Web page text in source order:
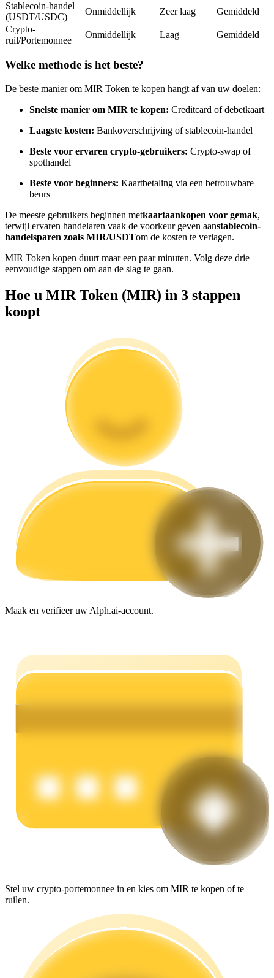
Kopiëren Handel
Sluit je aan bij top traders
Word een Copy Trader
Geniet van winstdeling en copy trading commissies
Informatie
Futures-startgids
Stablecoin-handel
(USDT/USDC)
Onmiddellijk Zeer laag
Gemiddeld
Crypto-
ruil/Portemonnee
Onmiddellijk Laag Gemiddeld
Welke methode is het beste?
De beste manier om MIR Token te kopen hangt af van uw doelen:
Snelste manier om MIR te kopen: Creditcard of debetkaart
Laagste kosten: Bankoverschrijving of stablecoin-handel
Beste voor ervaren crypto-gebruikers: Crypto-swap of
spothandel
Beste voor beginners: Kaartbetaling via een betrouwbare
beurs
De meeste gebruikers beginnen metkaartaankopen voor gemak,
terwijl ervaren handelaren vaak de voorkeur geven aanstablecoin-
handelsparen zoals MIR/USDTom de kosten te verlagen.
MIR Token kopen duurt maar een paar minuten. Volg deze drie
eenvoudige stappen om aan de slag te gaan.
Hoe u MIR Token (MIR) in 3 stappen
koopt
Maak en verifieer uw Alph.ai-account.
Stel uw crypto-portemonnee in en kies om MIR te kopen of te
ruilen.